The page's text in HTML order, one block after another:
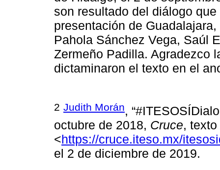
son resultado del diálogo
presentación de
Pahola Sánchez Vega, Saúl
Zermeño Padilla. Agradezco
dictaminaron el texto en el
2 Judith Morán,
octubre de 2018, Cruce,
<https://cruce.iteso.mx/
el 2 de diciembre de 2019.